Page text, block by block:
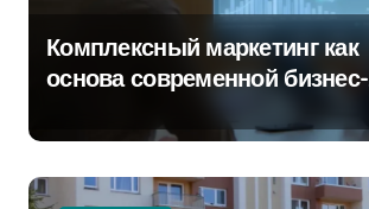
Комплексный маркетинг как
основа современной бизнес-